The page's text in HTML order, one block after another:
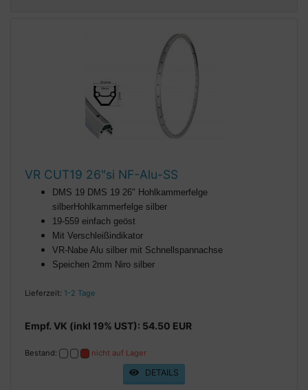
VR CUT19 26"si NF-Alu-SS
DMS 19 DMS 19 26" Hohlkammerfelge
silberHohlkammerfelge silber
19-559 einfach geöst
Mit Verschleißindikator
VR-Nabe Alu silber mit Schnellspannachse
Speichen 2mm Niro silber
Lieferzeit: 1-2 Tage
Empf. VK (inkl 19% UST): 54.50 EUR
Bestand: nicht auf Lager
DETAILS